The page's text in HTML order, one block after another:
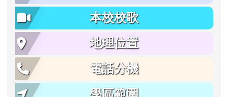
本校校歌
地理位置
電話分機
學區範圍